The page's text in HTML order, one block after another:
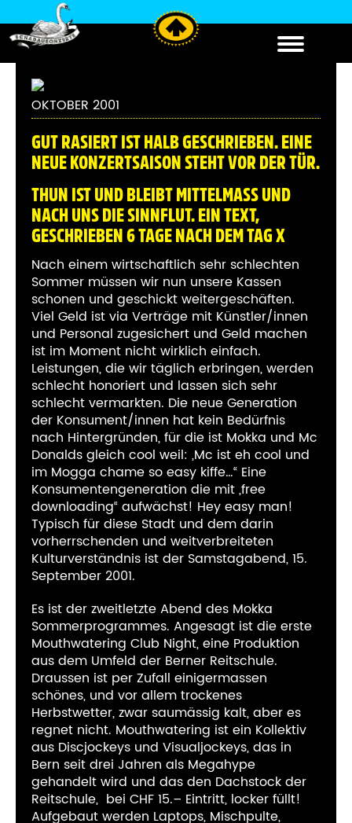
OKTOBER 2001
GUT RASIERT IST HALB GESCHRIEBEN. EINE
NEUE KONZERTSAISON STEHT VOR DER TÜR.
THUN IST UND BLEIBT MITTELMASS UND
NACH UNS DIE SINNFLUT. EIN TEXT,
GESCHRIEBEN 6 TAGE NACH DEM TAG X
Nach einem wirtschaftlich sehr schlechten
Sommer müssen wir nun unsere Kassen
schonen und geschickt weitergeschäften.
Viel Geld ist via Verträge mit Künstler/innen
und Personal zugesichert und Geld machen
ist im Moment nicht wirklich einfach.
Leistungen, die wir täglich erbringen, werden
schlecht honoriert und lassen sich sehr
schlecht vermarkten. Die neue Generation
der Konsument/innen hat kein Bedürfnis
nach Hintergründen, für die ist Mokka und Mc
Donalds gleich cool weil: „Mc ist eh cool und
im Mogga chame so easy kiffe…“ Eine
Konsumentengeneration die mit „free
downloading“ aufwächst! Hey easy man!
Typisch für diese Stadt und dem darin
vorherrschenden und weitverbreiteten
Kulturverständnis ist der Samstagabend, 15.
September 2001.
Es ist der zweitletzte Abend des Mokka
Sommerprogrammes. Angesagt ist die erste
Mouthwatering Club Night, eine Produktion
aus dem Umfeld der Berner Reitschule.
Draussen ist per Zufall einigermassen
schönes, und vor allem trockenes
Herbstwetter, zwar saumässig kalt, aber es
regnet nicht. Mouthwatering ist ein Kollektiv
aus Discjockeys und Visualjockeys, das in
Bern seit drei Jahren als Megahype
gehandelt wird und das den Dachstock der
Reitschule, bei CHF 15.– Eintritt, locker füllt!
Aufgebaut werden Laptops, Mischpulte,